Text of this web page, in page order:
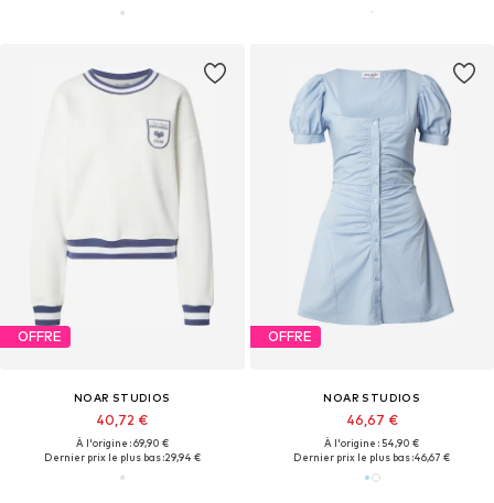
OFFRE
NOAR STUDIOS
40,72 €
À l'origine : 69,90 €
Dernier prix le plus bas :29,94 €
OFFRE
NOAR STUDIOS
46,67 €
À l'origine : 54,90 €
Dernier prix le plus bas :46,67 €